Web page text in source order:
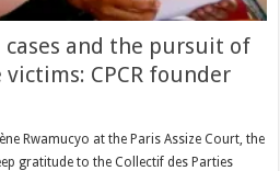
cases and the pursuit of
CPCR founder
Rwamucyo at the Paris Assize Court, the
gratitude to the Collectif des Parties